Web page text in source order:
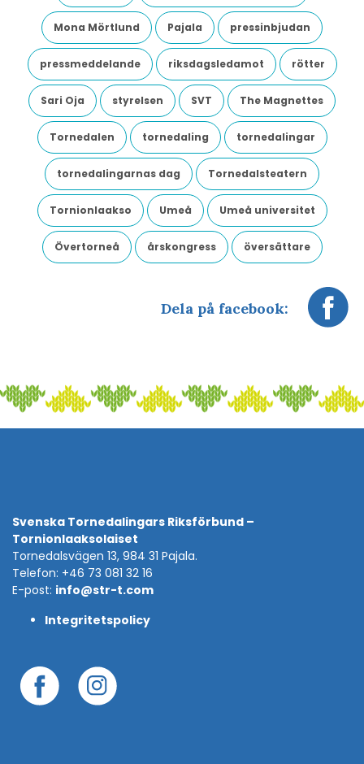
Mona Mörtlund Pajala pressinbjudan
pressmeddelande riksdagsledamot rötter
Sari Oja styrelsen SVT The Magnettes
Tornedalen tornedaling tornedalingar
tornedalingarnas dag Tornedalsteatern
Tornionlaakso Umeå Umeå universitet
Övertorneå årskongress översättare
Dela på facebook:
Svenska Tornedalingars Riksförbund –
Tornionlaaksolaiset
Tornedalsvägen 13, 984 31 Pajala.
Telefon: +46 73 081 32 16
E-post: info@str-t.com
Integritetspolicy